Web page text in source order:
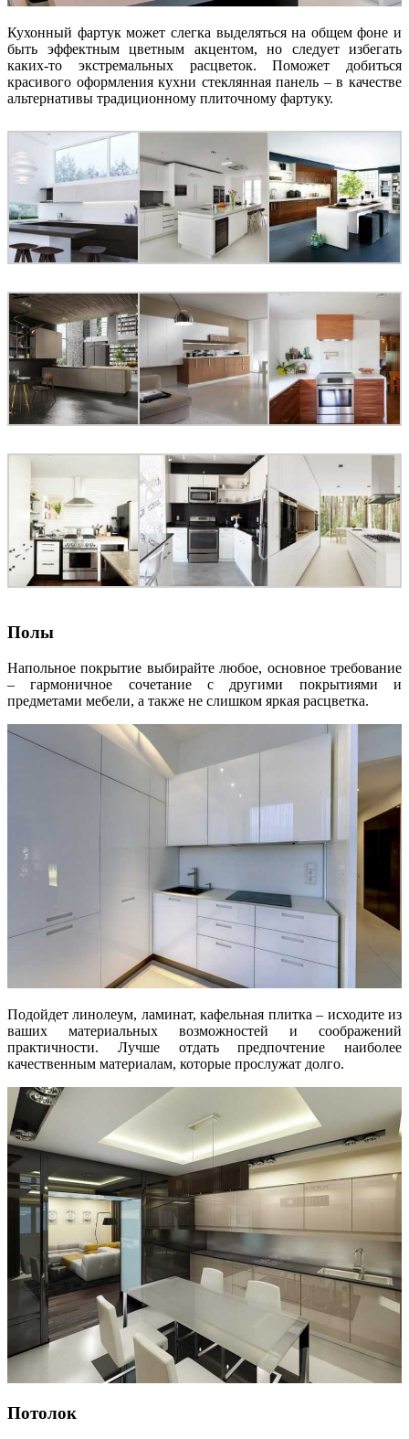
Кухонный фартук может слегка выделяться на общем фоне и
быть эффектным цветным акцентом, но следует избегать
каких-то экстремальных расцветок. Поможет добиться
красивого оформления кухни стеклянная панель – в качестве
альтернативы традиционному плиточному фартуку.
Полы
Напольное покрытие выбирайте любое, основное требование
– гармоничное сочетание с другими покрытиями и
предметами мебели, а также не слишком яркая расцветка.
Подойдет линолеум, ламинат, кафельная плитка – исходите из
ваших материальных возможностей и соображений
практичности. Лучше отдать предпочтение наиболее
качественным материалам, которые прослужат долго.
Потолок